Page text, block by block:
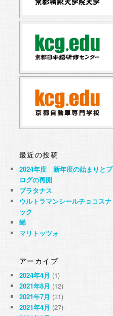
最近の投稿
2024年度 新年度の始まりとブ
ログの再開
プラタナス
ウルトラマンシールチョコスナ
ック
蝉
マリトッツォ
アーカイブ
2024年4月 (1)
2021年8月 (12)
2021年7月 (31)
2021年4月 (27)